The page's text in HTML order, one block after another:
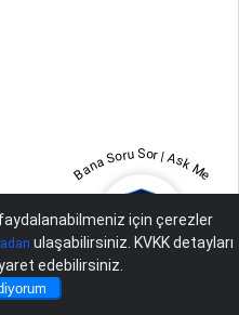
için çerezler
ulaşabilirsiniz. KVKK detayları
edebilirsiniz.
Bana Soru Sor | Ask Me